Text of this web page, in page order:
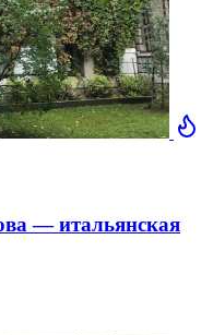
— итальянская